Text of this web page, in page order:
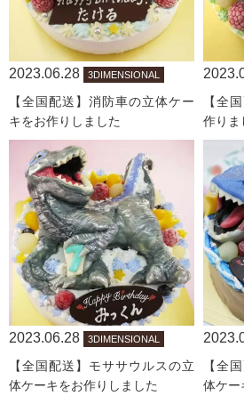
2023.06.28 3DIMENSIONAL
【全国配送】消防車の立体ケー
キをお作りしました
【全
作り
2023.06.28 3DIMENSIONAL
【全国配送】モササウルスの立
体ケーキをお作りしました
【全
体ケー